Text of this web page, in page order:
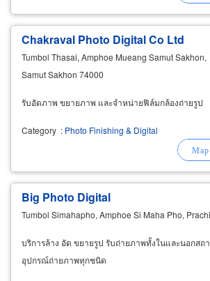
Chakraval Photo Digital Co Ltd
Tumbol Thasai, Amphoe Mueang Samut Sakhon,
Samut Sakhon 74000
รับอัดภาพ ขยายภาพ และจำหน่ายฟิล์มกล้องถ่ายรูป
Category : Photo Finishing & Digital
Big Photo Digital
Tumbol Simahapho, Amphoe Si Maha Pho,
บริการล้าง อัด ขยายรูป รับถ่ายภาพทั้งในและนอกสถ
อุปกรณ์ถ่ายภาพทุกชนิด